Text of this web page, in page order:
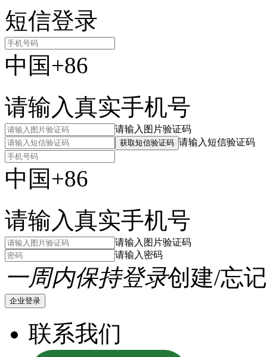
短信登录
中国+86
请输入真实手机号
请输入图片验证码
获取短信验证码 请输入短信验证码
中国+86
请输入真实手机号
请输入图片验证码
请输入密码
一周内保持登录创建/忘
企业登录
联系我们